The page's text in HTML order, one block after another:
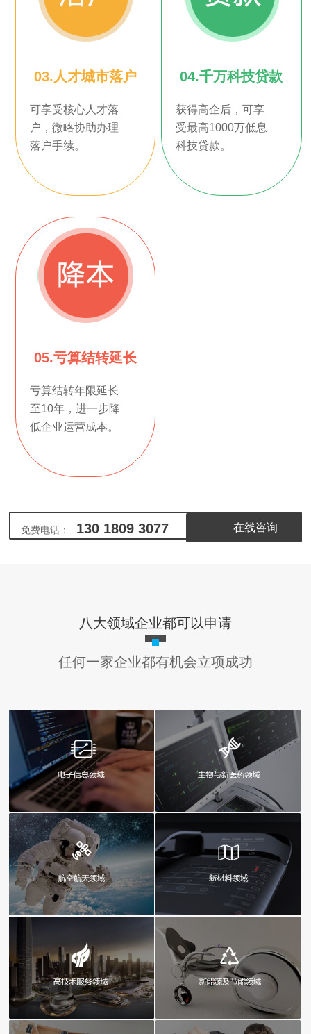
03.人才城市落户
可享受核心人才落
户，微略协助办理
落户手续。
04.千万科技贷款
获得高企后，可享
受最高1000万低息
科技贷款。
05.亏算结转延长
亏算结转年限延长
至10年，进一步降
低企业运营成本。
免费电话： 130 1809 3077 在线咨询
八大领域企业都可以申请
任何一家企业都有机会立项成功